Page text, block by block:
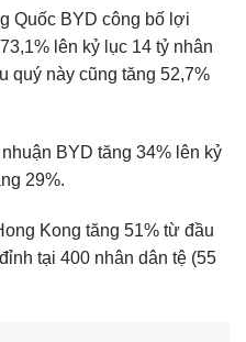
Quốc BYD công bố lợi
lên kỷ lục 14 tỷ nhân
quý này cũng tăng 52,7%
BYD tăng 34% lên kỷ
29%.
Kong tăng 51% từ đầu
tại 400 nhân dân tệ (55